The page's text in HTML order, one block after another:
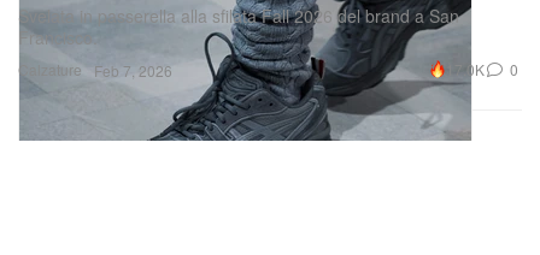
Calzature
Svelata in passerella alla sfilata Fall 2026 del brand a San
Francisco.
Feb 7, 2026 17.0K 0